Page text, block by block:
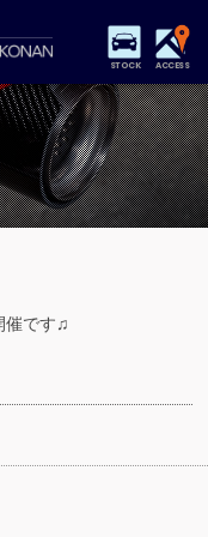
STOCK ACCESS
パーツリスト
アクセスマップ
注文販売
催です♫